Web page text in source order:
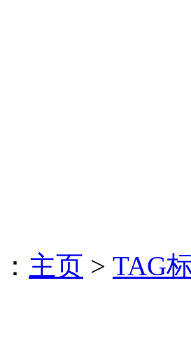
： 主页 > TAG